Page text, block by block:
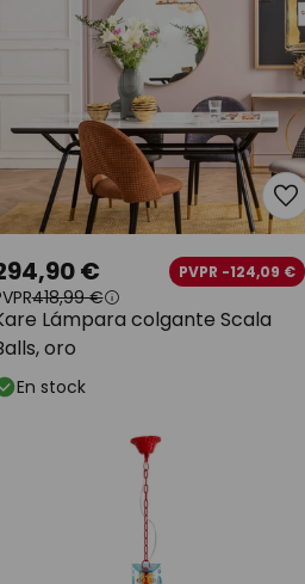
Lámpara colgante Scala
oro
€ PVPR -124,09 €
418,99 €
En stock